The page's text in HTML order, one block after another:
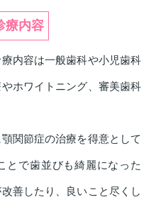
療内容
内容は一般歯科や小児歯科
ホワイトニング、審美歯科
関節症の治療を得意として
とで歯並びも綺麗になった
善したり、良いこと尽くし